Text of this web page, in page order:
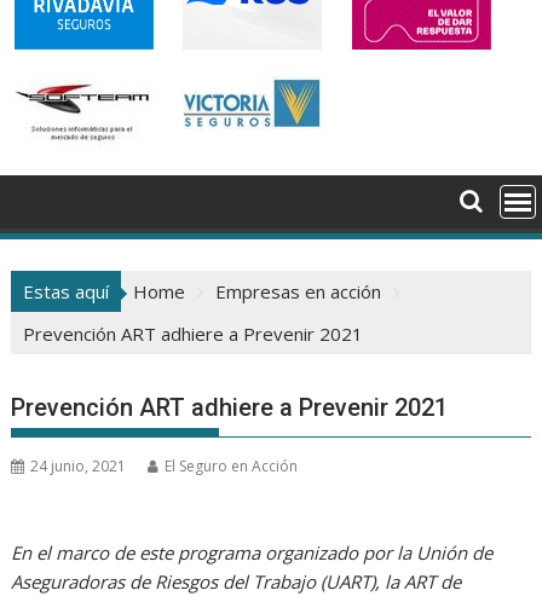
Estas aquí Home
Empresas en acción
Prevención ART adhiere a Prevenir 2021
Prevención ART adhiere a Prevenir 2021
24 junio, 2021 El Seguro en Acción
En el marco de este programa organizado por la Unión de
Aseguradoras de Riesgos del Trabajo (UART), la ART de